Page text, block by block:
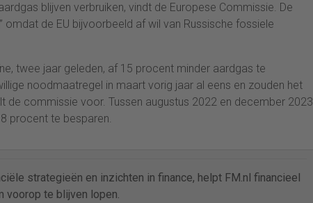
blijven verbruiken, vindt de Europese Commissie. De
omdat de EU bijvoorbeeld af wil van Russische fossiele
twee jaar geleden, af 15 procent minder aardgas te
noodmaatregel in maart vorig jaar al eens en zouden het
commissie voor. Tussen augustus 2022 en december 2023
procent te besparen.
strategieën en inzichten in finance, helpt FM.nl financieel
voorop te blijven lopen.